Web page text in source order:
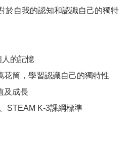
於自我的認知和認識自己的獨特
人的記憶